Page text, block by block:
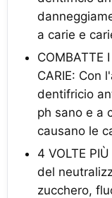
a carie e
COMBATTE
CARIE: Con
dentifricio
ph sano e a
causano le
4 VOLTE
del
zucchero,